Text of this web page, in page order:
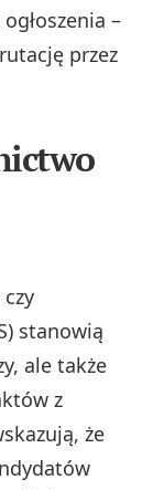
–
przez
stanowią
ale także
z
że